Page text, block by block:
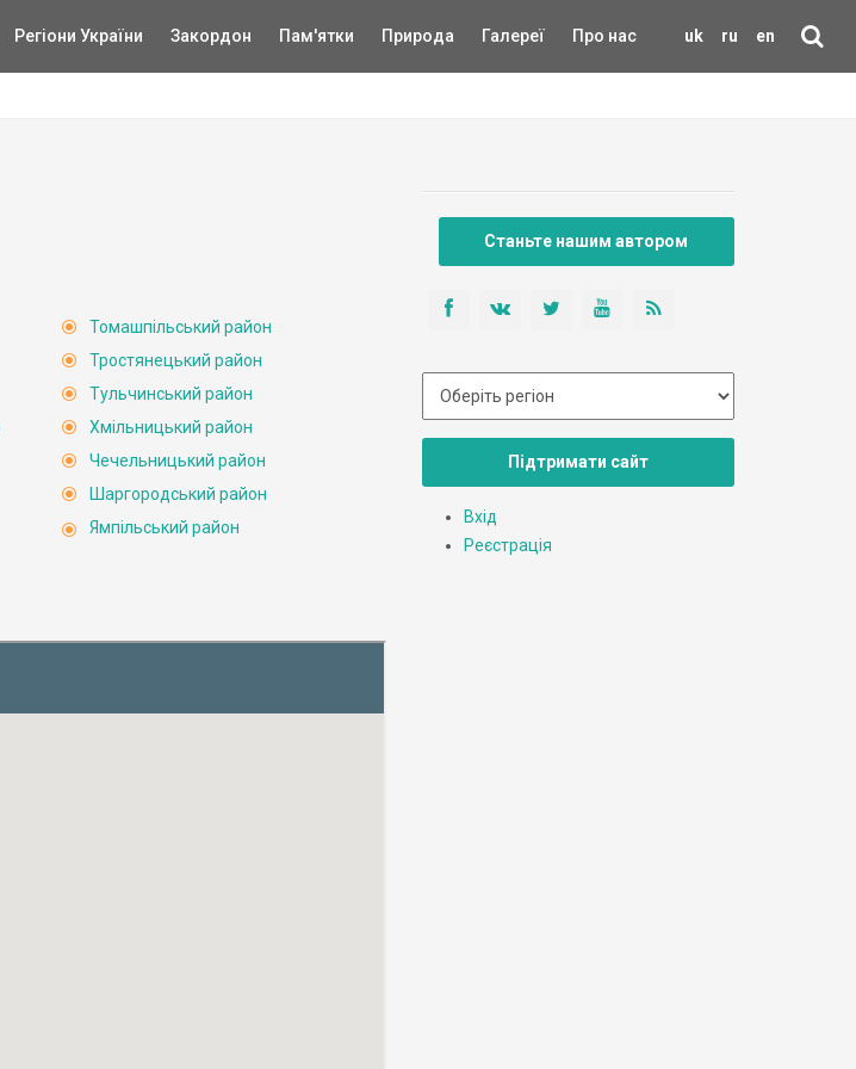
uk ru en
Регіони України Закордон Пам'ятки Природа Галереї Про нас
Томашпільський район
Тростянецький район
Тульчинський район
Хмільницький район
Чечельницький район
Шаргородський район
Ямпільський район
Станьте нашим автором
Підтримати сайт
Вхід
Реєстрація